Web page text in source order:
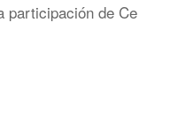
participación de Ce